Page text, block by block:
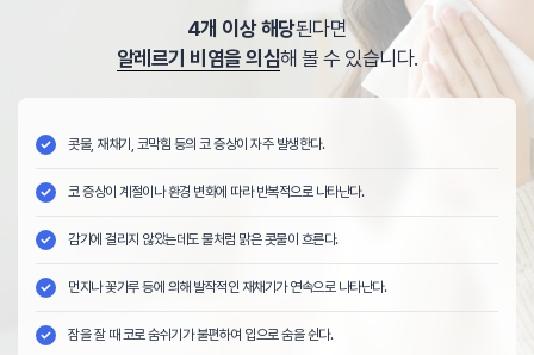
4개 이상 해당된다면
알레르기 비염을 의심해 볼 수 있습니다.
콧물, 재채기, 코막힘 등의 코 증상이 자주 발생한다.
코 증상이 계절이나 환경 변화에 따라 반복적으로 나타난다.
감기에 걸리지 않았는데도 물처럼 맑은 콧물이 흐른다.
먼지나 꽃가루 등에 의해 발작적인 재채기가 연속으로 나타난다.
잠을 잘 때 코로 숨쉬기가 불편하여 입으로 숨을 쉰다.